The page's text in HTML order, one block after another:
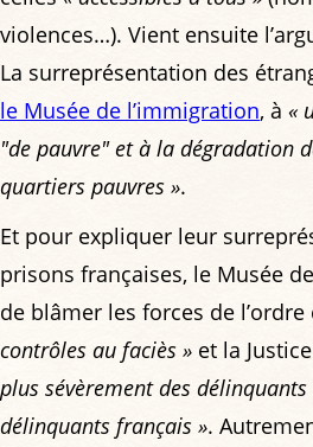
violences…). Vient ensuite
La surreprésentation des
le Musée de l’immigration, à «
"de pauvre" et à la dégradation
quartiers pauvres ».
Et pour expliquer leur
prisons françaises, le Musée
de blâmer les forces de
contrôles au faciès » et la
plus sévèrement des
délinquants français ».